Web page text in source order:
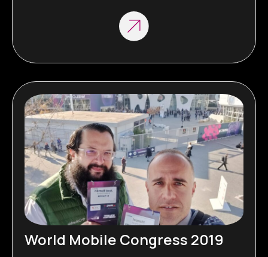
24boxrent.com es nuestro producto para realizar
un alquiler desatendido. Sirve para todo tipo de
productos, herramienta, electrodomésticos,
artículos deportivos, … […]
World Mobile Congress 2019